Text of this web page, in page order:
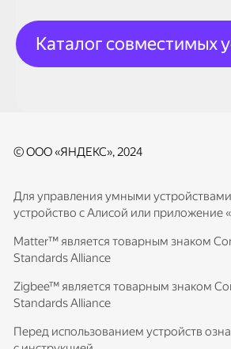
Каталог совместимых
© ООО «ЯНДЕКС», 2024
Для управления умными устройствами
устройство с Алисой или приложение
Matter™ является товарным знаком
Standards Alliance
Zigbee™ является товарным знаком
Standards Alliance
Перед использованием устройств